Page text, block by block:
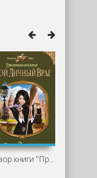
Обзор книги "Приключения ведьмочки. Мой